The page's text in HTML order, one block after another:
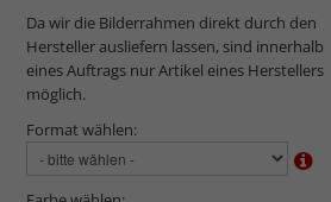
Da wir die Bilderrahmen direkt durch den
Hersteller ausliefern lassen, sind innerhalb
eines Auftrags nur Artikel eines Herstellers
möglich.
Format wählen: